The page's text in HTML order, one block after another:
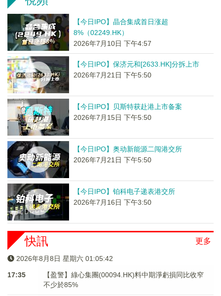
【今日IPO】晶合集成首日涨超
8%（02249.HK）
2026年7月10日 下午4:57
【今日IPO】保济元和[2633.HK]分拆上市
2026年7月21日 下午5:50
【今日IPO】贝斯特获赴港上市备案
2026年7月15日 下午5:50
【今日IPO】奥动新能源二闯港交所
2026年7月21日 下午5:50
【今日IPO】铂科电子递表港交所
2026年7月16日 下午3:50
更多
快訊
2026年8月8日 星期六 01:05:43
17:35
【盈警】綠心集團(00094.HK)料中期淨虧損同比收窄
不少於85%